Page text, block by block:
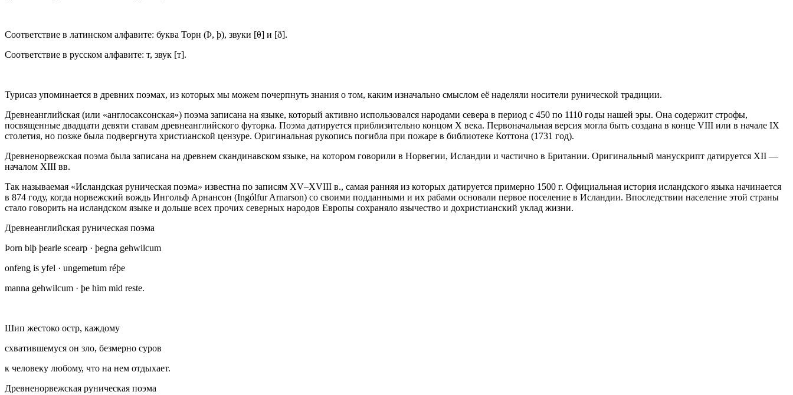
Соответствие в латинском алфавите: буква Торн (Þ, þ), звуки [θ] и [ð].
Соответствие в русском алфавите: т, звук [т].
Турисаз упоминается в древних поэмах, из которых мы можем почерпнуть знания о том, каким изначально смыслом её наделяли носители рунической традиции.
Древнеанглийская (или «англосаксонская») поэма записана на языке, который активно использовался народами севера в период с 450 по 1110 годы нашей эры. Она содержит строфы,
посвященные двадцати девяти ставам древнеанглийского футорка. Поэма датируется приблизительно концом X века. Первоначальная версия могла быть создана в конце VIII или в начале IX
столетия, но позже была подвергнута христианской цензуре. Оригинальная рукопись погибла при пожаре в библиотеке Коттона (1731 год).
Древненорвежская поэма была записана на древнем скандинавском языке, на котором говорили в Норвегии, Исландии и частично в Британии. Оригинальный манускрипт датируется XII —
началом XIII вв.
Так называемая «Исландская руническая поэма» известна по записям XV–XVIII в., самая ранняя из которых датируется примерно 1500 г. Официальная история исландского языка начинается
в 874 году, когда норвежский вождь Ингольф Арнансон (Ingólfur Arnarson) со своими подданными и их рабами основали первое поселение в Исландии. Впоследствии население этой страны
стало говорить на исландском языке и дольше всех прочих северных народов Европы сохраняло язычество и дохристианский уклад жизни.
Древнеанглийская руническая поэма
Þorn biþ þearle scearp · þegna gehwilcum
onfeng is yfel · ungemetum réþe
manna gehwilcum · þe him mid reste.
Шип жестоко остр, каждому
схватившемуся он зло, безмерно суров
к человеку любому, что на нем отдыхает.
Древненорвежская руническая поэма